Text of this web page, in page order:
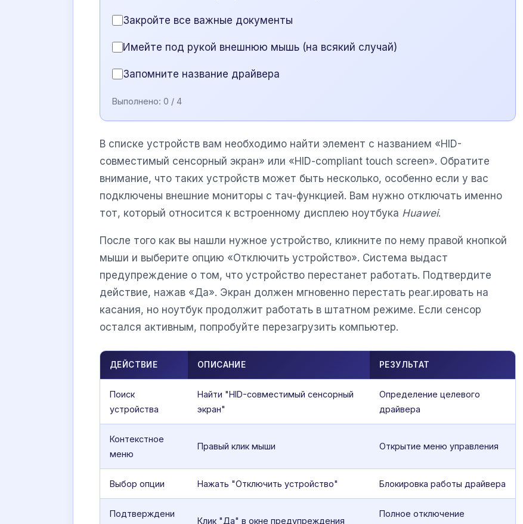
Закройте все важные документы
Имейте под рукой внешнюю мышь (на всякий случай)
Запомните название драйвера
Выполнено: 0 / 4
В списке устройств вам необходимо найти элемент с названием «HID-
совместимый сенсорный экран» или «HID-compliant touch screen». Обратите
внимание, что таких устройств может быть несколько, особенно если у вас
подключены внешние мониторы с тач-функцией. Вам нужно отключать именно
тот, который относится к встроенному дисплею ноутбука Huawei.
После того как вы нашли нужное устройство, кликните по нему правой кнопкой
мыши и выберите опцию «Отключить устройство». Система выдаст
предупреждение о том, что устройство перестанет работать. Подтвердите
действие, нажав «Да». Экран должен мгновенно перестать реаг.ировать на
касания, но ноутбук продолжит работать в штатном режиме. Если сенсор
остался активным, попробуйте перезагрузить компьютер.
ДЕЙСТВИЕ ОПИСАНИЕ РЕЗУЛЬТАТ
Поиск
устройства
Найти "HID-совместимый сенсорный
экран"
Определение целевого
драйвера
Контекстное
меню
Правый клик мыши Открытие меню управления
Выбор опции Нажать "Отключить устройство" Блокировка работы драйвера
Подтверждени
Клик "Да" в окне предупреждения
Полное отключение